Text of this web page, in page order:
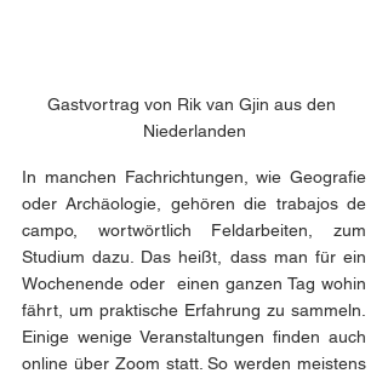
Gastvortrag von Rik van Gjin aus den
Niederlanden
In manchen Fachrichtungen, wie Geografie
oder Archäologie, gehören die trabajos de
campo, wortwörtlich Feldarbeiten, zum
Studium dazu. Das heißt, dass man für ein
Wochenende oder  einen ganzen Tag wohin
fährt, um praktische Erfahrung zu sammeln.
Einige wenige Veranstaltungen finden auch
online über Zoom statt. So werden meistens